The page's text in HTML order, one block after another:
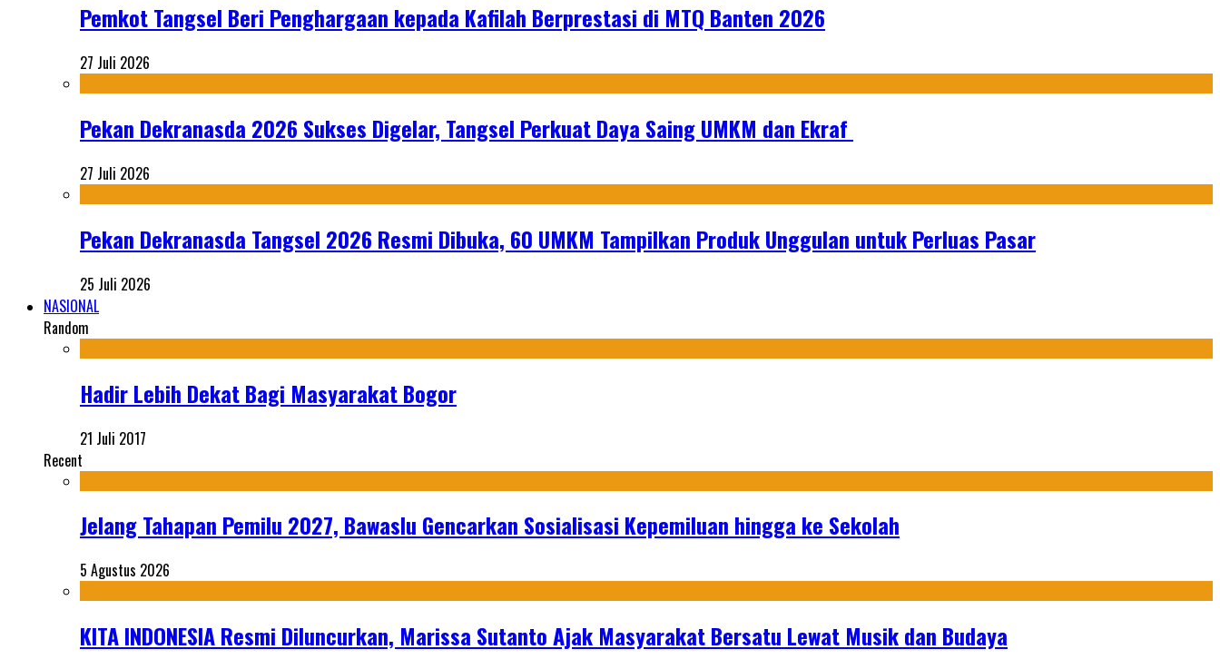
Pemkot Tangsel Beri Penghargaan kepada Kafilah Berprestasi di MTQ Banten 2026
27 Juli 2026
Pekan Dekranasda 2026 Sukses Digelar, Tangsel Perkuat Daya Saing UMKM dan Ekraf
27 Juli 2026
Pekan Dekranasda Tangsel 2026 Resmi Dibuka, 60 UMKM Tampilkan Produk Unggulan untuk Perluas Pasar
25 Juli 2026
NASIONAL
Random
Hadir Lebih Dekat Bagi Masyarakat Bogor
21 Juli 2017
Recent
Jelang Tahapan Pemilu 2027, Bawaslu Gencarkan Sosialisasi Kepemiluan hingga ke Sekolah
5 Agustus 2026
KITA INDONESIA Resmi Diluncurkan, Marissa Sutanto Ajak Masyarakat Bersatu Lewat Musik dan Budaya